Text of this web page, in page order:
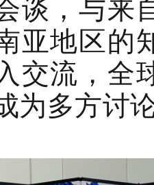
谈，与来
亚地区的
交流，全
为多方讨